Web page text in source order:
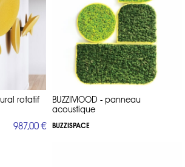
rotatif
987,00 €
BUZZIMOOD - panneau
acoustique
BUZZISPACE